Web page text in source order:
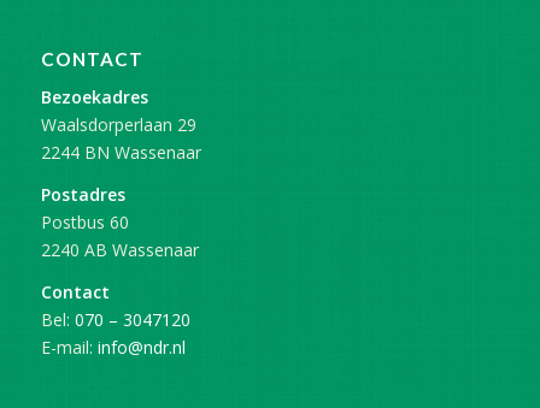
CONTACT
Bezoekadres
Waalsdorperlaan 29
2244 BN Wassenaar
Postadres
Postbus 60
2240 AB Wassenaar
Contact
Bel: 070 – 3047120
E-mail: info@ndr.nl